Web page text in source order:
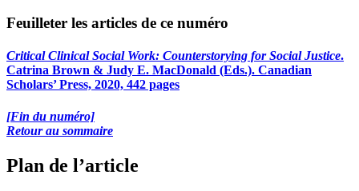
Feuilleter les articles de ce numéro
Critical Clinical Social Work: Counterstorying for Social Justice.
Catrina Brown & Judy E. MacDonald (Eds.). Canadian
Scholars’ Press, 2020, 442 pages
[Fin du numéro]
Retour au sommaire
Plan de l’article